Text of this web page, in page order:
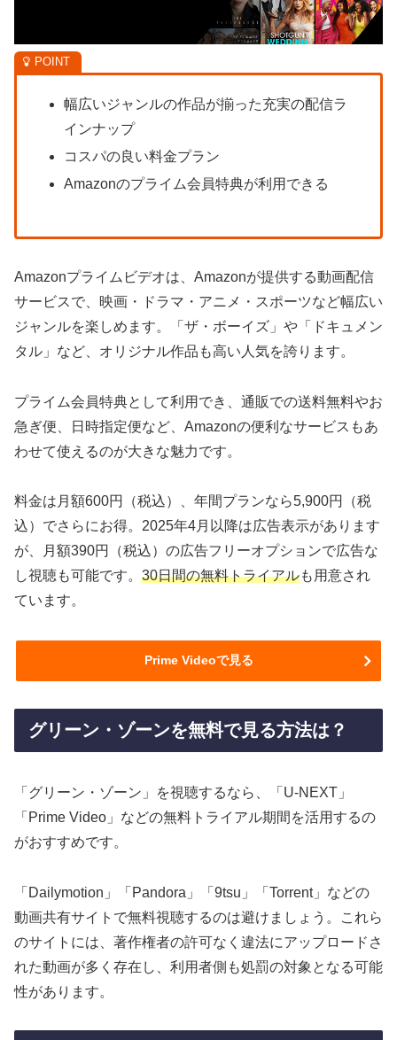
幅広いジャンルの作品が揃った充実の配信ラ
インナップ
コスパの良い料金プラン
Amazonのプライム会員特典が利用できる
Amazonプライムビデオは、Amazonが提供する動画配信
サービスで、映画・ドラマ・アニメ・スポーツなど幅広い
ジャンルを楽しめます。「ザ・ボーイズ」や「ドキュメン
タル」など、オリジナル作品も高い人気を誇ります。
プライム会員特典として利用でき、通販での送料無料やお
急ぎ便、日時指定便など、Amazonの便利なサービスもあ
わせて使えるのが大きな魅力です。
料金は月額600円（税込）、年間プランなら5,900円（税
込）でさらにお得。2025年4月以降は広告表示があります
が、月額390円（税込）の広告フリーオプションで広告な
し視聴も可能です。 30日間の無料トライアルも用意され
ています。
Prime Videoで見る
グリーン・ゾーンを無料で見る方法は？
「グリーン・ゾーン」を視聴するなら、「U-NEXT」
「Prime Video」などの無料トライアル期間を活用するの
がおすすめです。
「Dailymotion」「Pandora」「9tsu」「Torrent」などの
動画共有サイトで無料視聴するのは避けましょう。これら
のサイトには、著作権者の許可なく違法にアップロードさ
れた動画が多く存在し、利用者側も処罰の対象となる可能
性があります。